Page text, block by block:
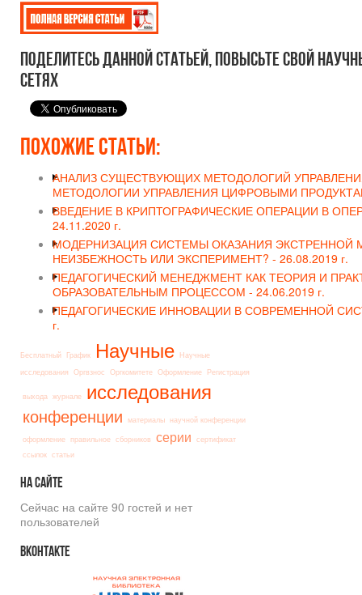
Поделитесь данной статьей, повысьте свой
сетях
Похожие статьи:
АНАЛИЗ СУЩЕСТВУЮЩИХ МЕТОДОЛОГИЙ
МЕТОДОЛОГИИ УПРАВЛЕНИЯ ЦИФРОВЫМИ
ВВЕДЕНИЕ В КРИПТОГРАФИЧЕСКИЕ ОПЕРАЦИИ В
24.11.2020 г.
МОДЕРНИЗАЦИЯ СИСТЕМЫ ОКАЗАНИЯ
НЕИЗБЕЖНОСТЬ ИЛИ ЭКСПЕРИМЕНТ? - 26.08.2019 г.
ПЕДАГОГИЧЕСКИЙ МЕНЕДЖМЕНТ КАК ТЕОРИЯ И
ОБРАЗОВАТЕЛЬНЫМ ПРОЦЕССОМ - 24.06.2019 г.
ПЕДАГОГИЧЕСКИЕ ИННОВАЦИИ В СОВРЕМЕННОЙ
г.
Бесплатный График Научные Научные
исследования Оргвзнос Оргкомитете Оформление Регистрация
выхода журнале исследования
конференции материалы научной конференции
оформление правильное сборников серии сертификат
ссылок статьи
Насайте
Сейчас на сайте 90 гостей и нет
пользователей
Вконтакте